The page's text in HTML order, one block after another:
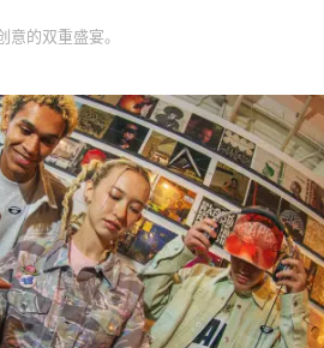
的双重盛宴。